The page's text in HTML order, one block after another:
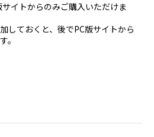
イトからのみご購入いただけま
しておくと、後でPC版サイトから
。